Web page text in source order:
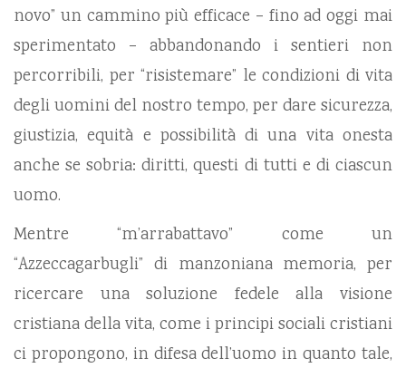
novo” un cammino più efficace – fino ad oggi mai
sperimentato – abbandonando i sentieri non
percorribili, per “risistemare” le condizioni di vita
degli uomini del nostro tempo, per dare sicurezza,
giustizia, equità e possibilità di una vita onesta
anche se sobria: diritti, questi di tutti e di ciascun
uomo.
Mentre “m’arrabattavo” come un
“Azzeccagarbugli” di manzoniana memoria, per
ricercare una soluzione fedele alla visione
cristiana della vita, come i principi sociali cristiani
ci propongono, in difesa dell’uomo in quanto tale,